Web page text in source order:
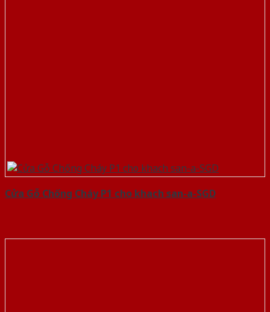
Cửa Gỗ Chống Cháy P1 cho khach san-a-SGD